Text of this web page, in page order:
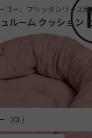
ゴー、フリッタシリーズ用
ルーム クッション
（GL）